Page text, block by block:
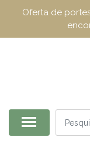
Oferta de